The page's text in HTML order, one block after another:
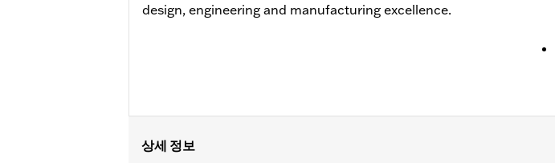
design, engineering and manufacturing excellence.
상세 정보